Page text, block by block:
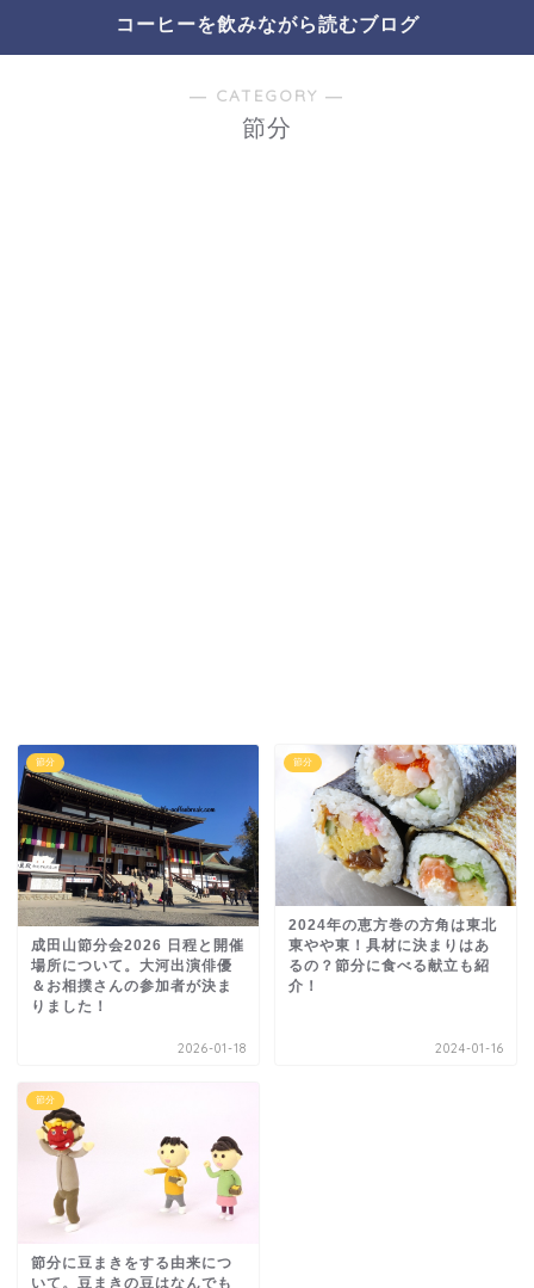
コーヒーを飲みながら読むブログ
― CATEGORY ―
節分
節分
成田山節分会2026 日程と開催
場所について。大河出演俳優
＆お相撲さんの参加者が決ま
りました！
2026-01-18
節分
2024年の恵方巻の方角は東北
東やや東！具材に決まりはあ
るの？節分に食べる献立も紹
介！
2024-01-16
節分
節分に豆まきをする由来につ
いて。豆まきの豆はなんでも